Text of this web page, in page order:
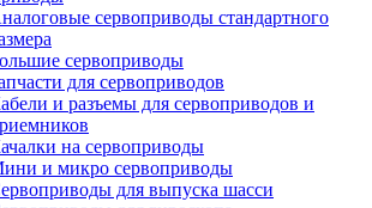
сервоприводы стандартного
сервоприводы
для сервоприводов
и разъемы для сервоприводов и
на сервоприводы
и микро сервоприводы
для выпуска шасси